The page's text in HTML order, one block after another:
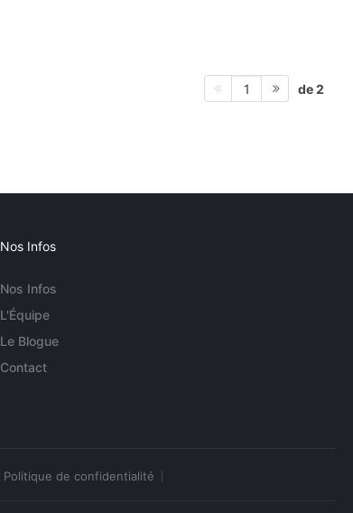
1 de 2
Nos Infos
Nos Infos
L'Équipe
Le Blogue
Contact
Politique de confidentialité